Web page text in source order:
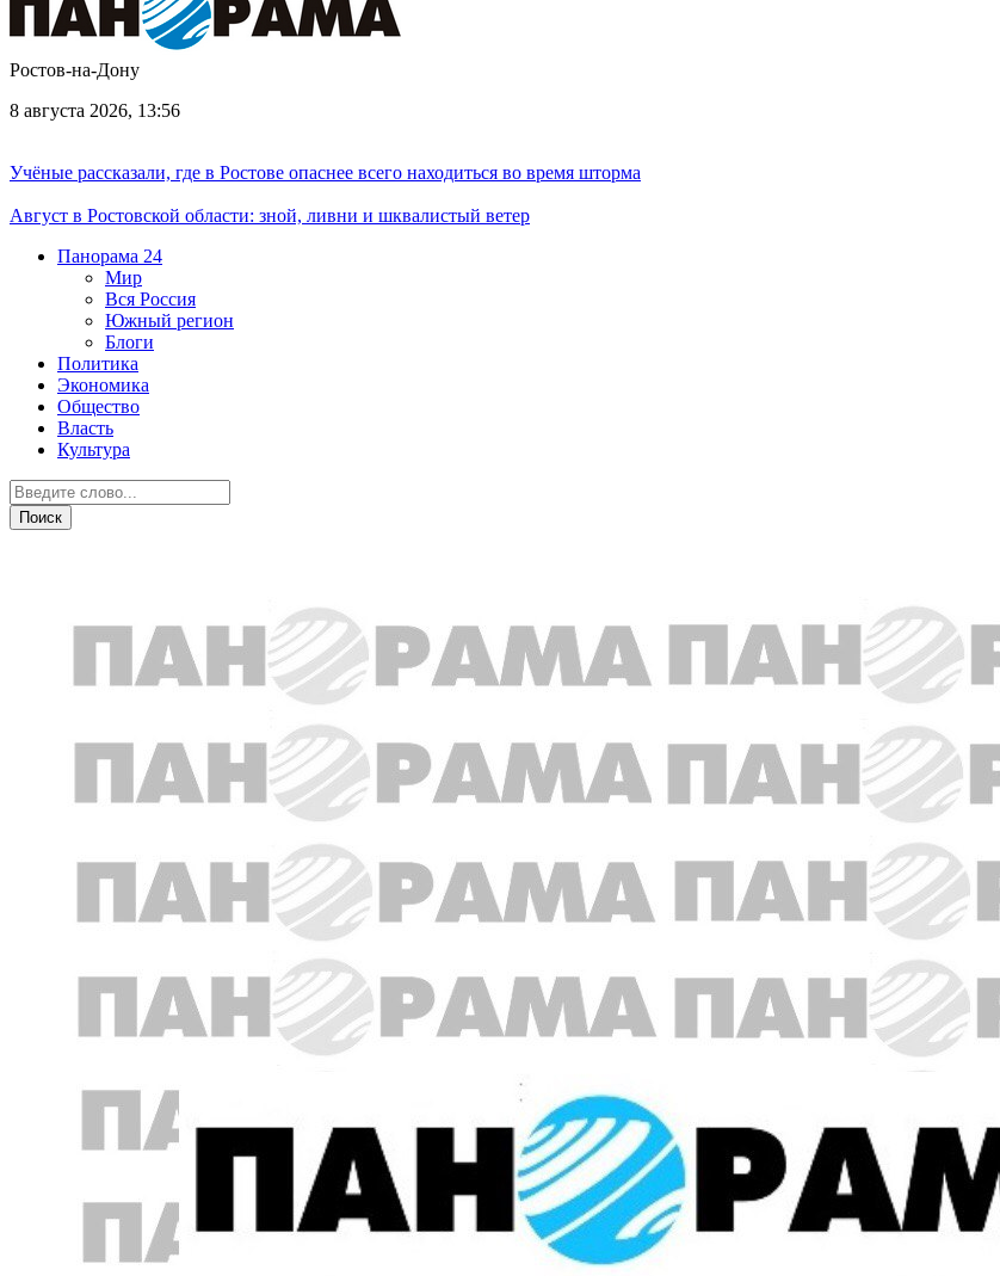
Ростов-на-Дону
8 августа 2026, 13:56
Учёные рассказали, где в Ростове опаснее всего находиться во время шторма
Август в Ростовской области: зной, ливни и шквалистый ветер
Панорама 24
Мир
Вся Россия
Южный регион
Блоги
Политика
Экономика
Общество
Власть
Культура